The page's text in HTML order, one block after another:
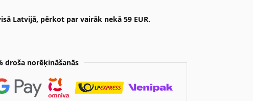
Latvijā, pērkot par vairāk nekā 59 EUR.
droša norēķināšanās